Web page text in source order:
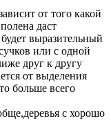
от того какой
даст
выразительный
или с одной
друг к другу
от выделения
больше всего
с хорошо